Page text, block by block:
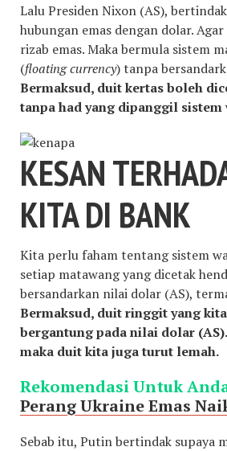
Lalu Presiden Nixon (AS),
hubungan emas dengan dolar.
rizab emas. Maka bermula sistem
(floating currency) tanpa
Bermaksud, duit kertas boleh
tanpa had yang dipanggil sistem
KESAN
KITA DI BANK
Kita perlu faham tentang sistem
setiap matawang yang dicetak
bersandarkan nilai dolar (AS),
Bermaksud, duit ringgit yang
bergantung pada nilai dolar
maka duit kita juga turut lemah.
Rekomendasi Untuk
Perang Ukraine Emas
Sebab itu, Putin bertindak supaya